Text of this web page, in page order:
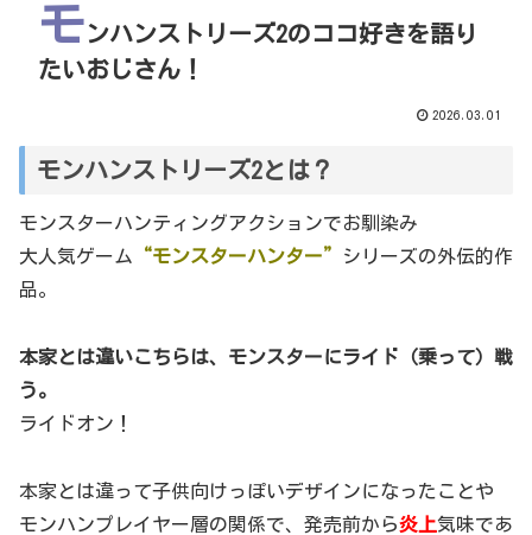
モ ンハンストリーズ2のココ好きを語り
たいおじさん！
2026.03.01
モンハンストリーズ2とは？
モンスターハンティングアクションでお馴染み
大人気ゲーム “モンスターハンター”
シリーズの外伝的作
品。
本家とは違いこちらは、モンスターにライド（乗って）戦
う。
ライドオン！
本家とは違って子供向けっぽいデザインになったことや
モンハンプレイヤー層の関係で、発売前から炎上気味であ